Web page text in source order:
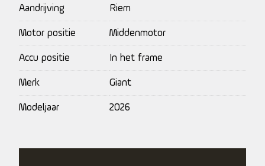
Aandrijving Riem
Motor positie Middenmotor
Accu positie In het frame
Merk Giant
Modeljaar 2026